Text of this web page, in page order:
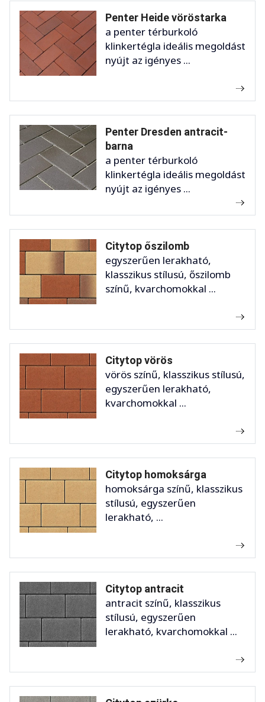
Penter Heide vöröstarka
a penter térburkoló
klinkertégla ideális megoldást
nyújt az igényes ...
Penter Dresden antracit-
barna
a penter térburkoló
klinkertégla ideális megoldást
nyújt az igényes ...
Citytop őszilomb
egyszerűen lerakható,
klasszikus stílusú, őszilomb
színű, kvarchomokkal ...
Citytop vörös
vörös színű, klasszikus stílusú,
egyszerűen lerakható,
kvarchomokkal ...
Citytop homoksárga
homoksárga színű, klasszikus
stílusú, egyszerűen
lerakható, ...
Citytop antracit
antracit színű, klasszikus
stílusú, egyszerűen
lerakható, kvarchomokkal ...